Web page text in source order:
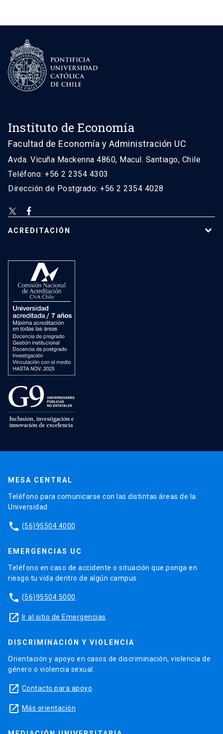
Instituto de Economía
Facultad de Economía y Administración UC
Avda. Vicuña Mackenna 4860, Macul. Santiago, Chile
Teléfono: +56 2 2354 4303
Dirección de Postgrado: +56 2 2354 4028
ACREDITACIÓN
MESA CENTRAL
Teléfono para comunicarse con las distintas áreas de la
Universidad.
phone (56)95504 4000
EMERGENCIAS UC
Teléfono en caso de accidente o situación que ponga en
riesgo tu vida dentro de algún campus.
phone (56)95504 5000
launch Ir al sitio de Emergencias
DISCRIMINACIÓN Y VIOLENCIA
Orientación y apoyo en casos de discriminación, violencia de
género o violencia sexual.
launch Contacto para apoyo
launch Más orientación